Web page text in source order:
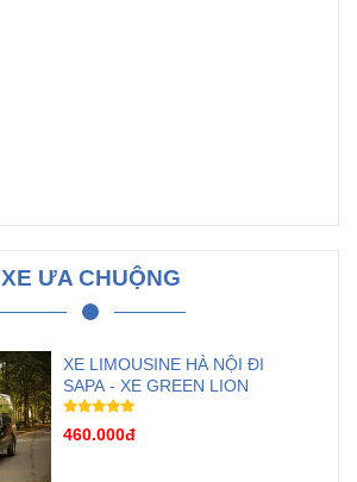
XE ƯA CHUỘNG
XE LIMOUSINE HÀ NỘI ĐI
SAPA - XE GREEN LION
460.000đ